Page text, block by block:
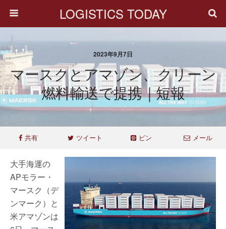
LOGISTICS TODAY
2023年9月7日
マースクとアマゾン、クリーン
燃料輸送で提携｜短報
共有 ツイート ピン メール
大手海運の
APモラー・
マースク（デ
ンマーク）と
米アマゾンは